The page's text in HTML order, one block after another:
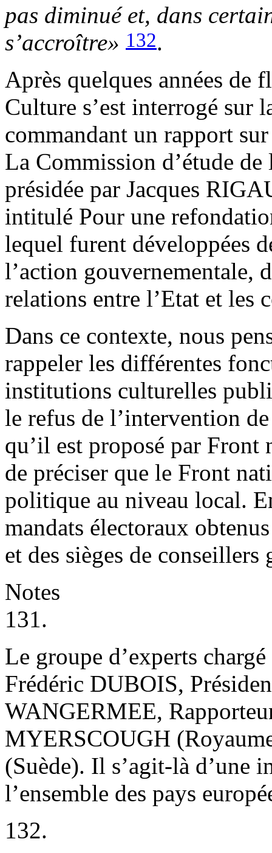
pas diminué et, dans
s’accroître» 132.
Après quelques années de
Culture s’est interrogé sur
commandant un rapport
La Commission d’étude
présidée par Jacques
intitulé Pour une
lequel furent développées
l’action gouvernementale,
relations entre l’Etat et les
Dans ce contexte, nous
rappeler les différentes
institutions culturelles
le refus de l’intervention
qu’il est proposé par
de préciser que le Front
politique au niveau local.
mandats électoraux
et des sièges de
Notes
131.
Le groupe d’experts
Frédéric DUBOIS,
WANGERMEE,
MYERSCOUGH
(Suède). Il s’agit-là d’une
l’ensemble des pays
132.